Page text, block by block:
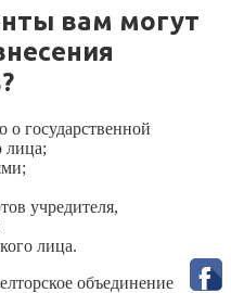
вам могут
о государственной
лица;
учредителя,
лица.
объединение